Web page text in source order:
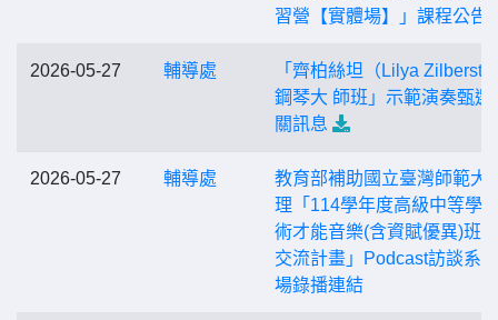
習營【實體場】」課程公告
2026-05-27 輔導處
「齊柏絲坦（Lilya
鋼琴大 師班」示範演奏甄選
關訊息
2026-05-27 輔導處
教育部補助國立臺灣師範大
理「114學年度高級中等學
術才能音樂(含資賦優異)班
交流計畫」Podcast訪談系
場錄播連結